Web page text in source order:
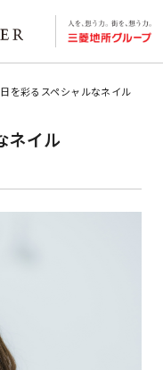
を彩るスペシャルなネイル
ネイル